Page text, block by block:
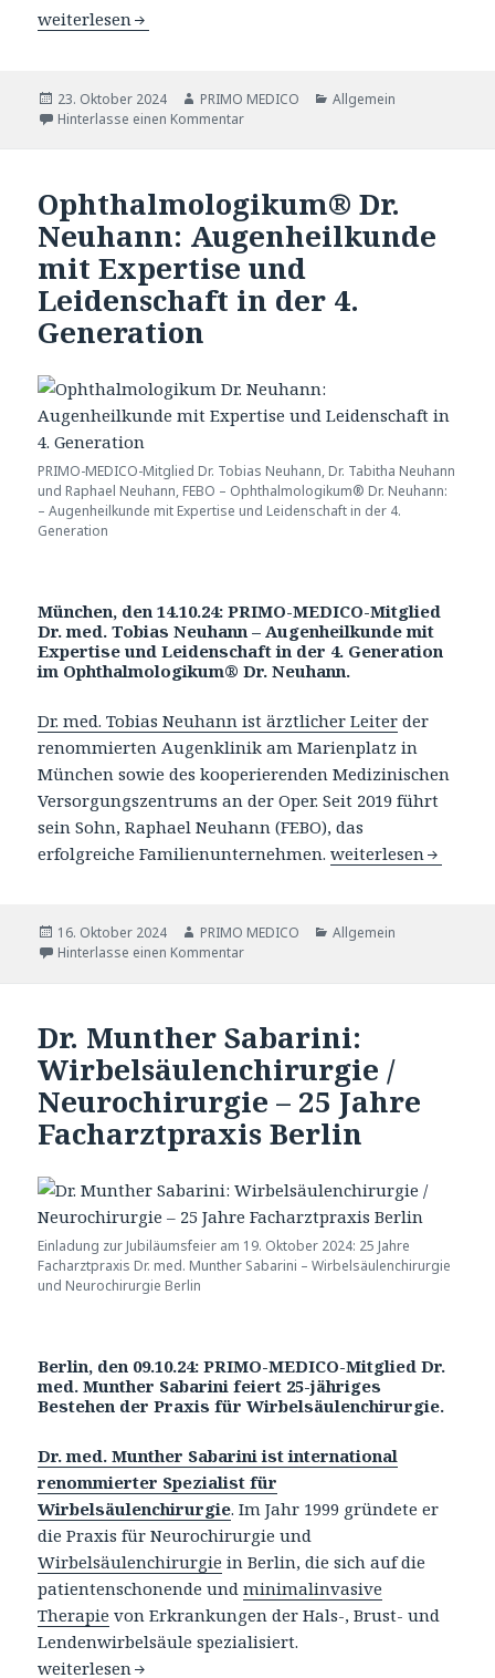
Dr. med. Michael Scheid: Kinderherzchirurgie-Mission
weiterlesen
Veröffentlicht
am
23. Oktober 2024 Autor
PRIMO MEDICO Katgeorien
Allgemein
Hinterlasse einen Kommentar
Ophthalmologikum® Dr.
Neuhann: Augenheilkunde
mit Expertise und
Leidenschaft in der 4.
Generation
PRIMO-MEDICO-Mitglied Dr. Tobias Neuhann, Dr. Tabitha Neuhann
und Raphael Neuhann, FEBO – Ophthalmologikum® Dr. Neuhann:
– Augenheilkunde mit Expertise und Leidenschaft in der 4.
Generation
München, den 14.10.24: PRIMO-MEDICO-Mitglied
Dr. med. Tobias Neuhann – Augenheilkunde mit
Expertise und Leidenschaft in der 4. Generation
im Ophthalmologikum® Dr. Neuhann.
Dr. med. Tobias Neuhann ist ärztlicher Leiter der
renommierten Augenklinik am Marienplatz in
München sowie des kooperierenden Medizinischen
Versorgungszentrums an der Oper. Seit 2019 führt
sein Sohn, Raphael Neuhann (FEBO), das
erfolgreiche Familienunternehmen.weiterlesen
Veröffentlicht
am
16. Oktober 2024 Autor
PRIMO MEDICO Katgeorien
Allgemein
Hinterlasse einen Kommentar
Dr. Munther Sabarini:
Wirbelsäulenchirurgie /
Neurochirurgie – 25 Jahre
Facharztpraxis Berlin
Einladung zur Jubiläumsfeier am 19. Oktober 2024: 25 Jahre
Facharztpraxis Dr. med. Munther Sabarini – Wirbelsäulenchirurgie
und Neurochirurgie Berlin
Berlin, den 09.10.24: PRIMO-MEDICO-Mitglied Dr.
med. Munther Sabarini feiert 25-jähriges
Bestehen der Praxis für Wirbelsäulenchirurgie.
Dr. med. Munther Sabarini ist international
renommierter Spezialist für
Wirbelsäulenchirurgie. Im Jahr 1999 gründete er
die Praxis für Neurochirurgie und
Wirbelsäulenchirurgie in Berlin, die sich auf die
patientenschonende undminimalinvasive
Therapie von Erkrankungen der Hals-, Brust- und
Lendenwirbelsäule spezialisiert.
Dr. Munther Sabarini: Wirbelsäulenchirurgie /
weiterlesen